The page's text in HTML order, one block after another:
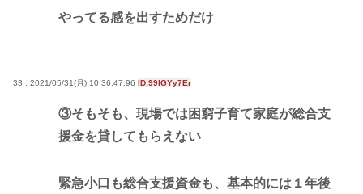
やってる感を出すためだけ
33 : 2021/05/31(月) 10:36:47.96 ID:99lGYy7Er
③そもそも、現場では困窮子育て家庭が総合支
援金を貸してもらえない
緊急小口も総合支援資金も、基本的には１年後